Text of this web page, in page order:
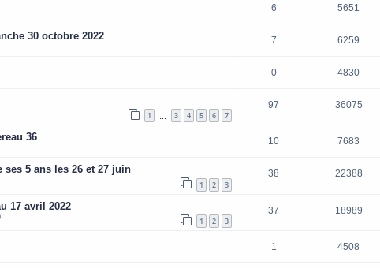
6 5651
30 octobre 2022 7 6259
0 4830
1 3 4 5 6 7
97 36075
36 10 7683
ses 5 ans les 26 et 27 juin
1 2 3
38 22388
17 avril 2022
1 2 3
37 18989
1 4508